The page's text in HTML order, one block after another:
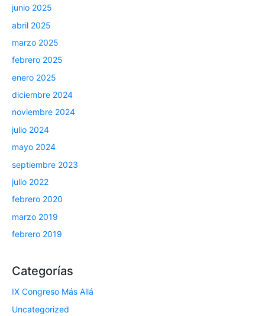
junio 2025
abril 2025
marzo 2025
febrero 2025
enero 2025
diciembre 2024
noviembre 2024
julio 2024
mayo 2024
septiembre 2023
julio 2022
febrero 2020
marzo 2019
febrero 2019
Categorías
IX Congreso Más Allá
Uncategorized